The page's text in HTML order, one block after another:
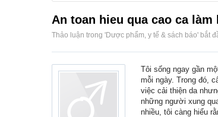
An toan hieu qua cao ca
Thảo luận trong 'Dược phẩm, y tế & sách báo' bắt
Tôi sống ngay gần
mỗi ngày. Trong đó,
việc cải thiện da
những người xung
nhiều, tôi càng hiểu